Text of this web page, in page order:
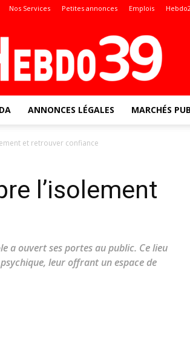
Nos Services Petites annonces Emplois
ANNONCES LÉGALES MARCHÉS
et retrouver confiance
l’isolement
a ouvert ses portes au public. Ce lieu
leur offrant un espace de